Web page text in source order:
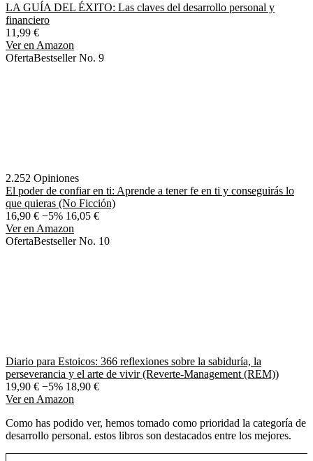
LA GUÍA DEL ÉXITO: Las claves del desarrollo personal y
financiero
11,99 €
Ver en Amazon
OfertaBestseller No. 9
2.252 Opiniones
El poder de confiar en ti: Aprende a tener fe en ti y conseguirás lo
que quieras (No Ficción)
16,90 € −5% 16,05 €
Ver en Amazon
OfertaBestseller No. 10
Diario para Estoicos: 366 reflexiones sobre la sabiduría, la
perseverancia y el arte de vivir (Reverte-Management (REM))
19,90 € −5% 18,90 €
Ver en Amazon
Como has podido ver, hemos tomado como prioridad la categoría de
desarrollo personal. estos libros son destacados entre los mejores.